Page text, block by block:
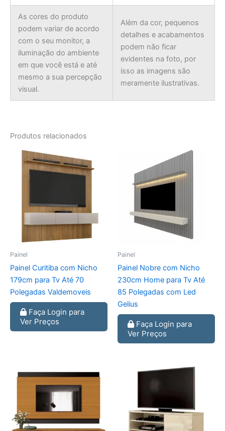
As cores do produto
podem variar de acordo
com o seu monitor, a
iluminação do ambiente
em que você está e até
mesmo a sua percepção
visual.
Além da cor, pequenos
detalhes e acabamentos
podem não ficar
evidentes na foto, por
isso as imagens são
meramente ilustrativas.
Produtos relacionados
Painel
Painel Curitiba com Nicho
179cm para Tv Até 70
Polegadas Valdemoveis
Faça Login para
Ver Preços
Painel
Painel Nobre com Nicho
230cm Home para Tv Até
85 Polegadas com Led
Gelius
Faça Login para
Ver Preços